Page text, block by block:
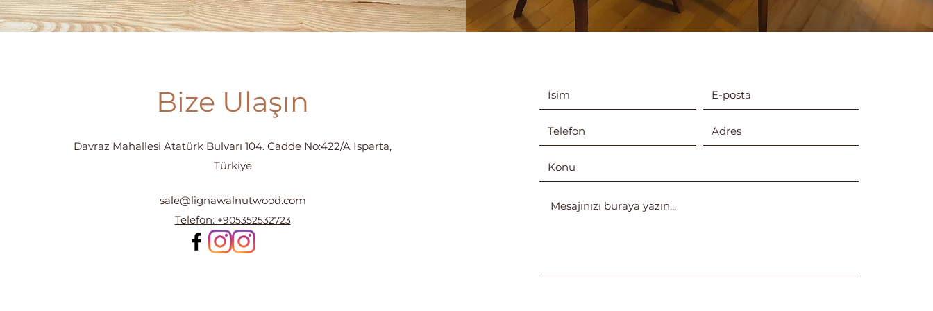
Bize Ulaşın
Davraz Mahallesi Atatürk Bulvarı 104. Cadde No:422/A Isparta,
Türkiye
sale@lignawalnutwood.com
Telefon: +905352532723